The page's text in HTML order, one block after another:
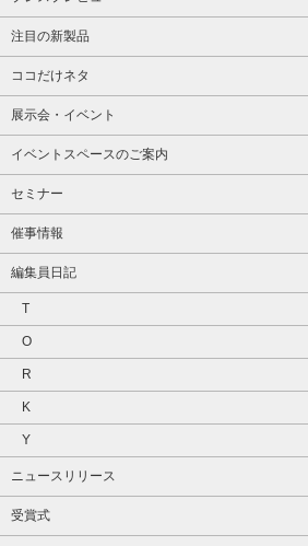
注目の新製品
ココだけネタ
展示会・イベント
イベントスペースのご案内
セミナー
催事情報
編集員日記
T
O
R
K
Y
ニュースリリース
受賞式